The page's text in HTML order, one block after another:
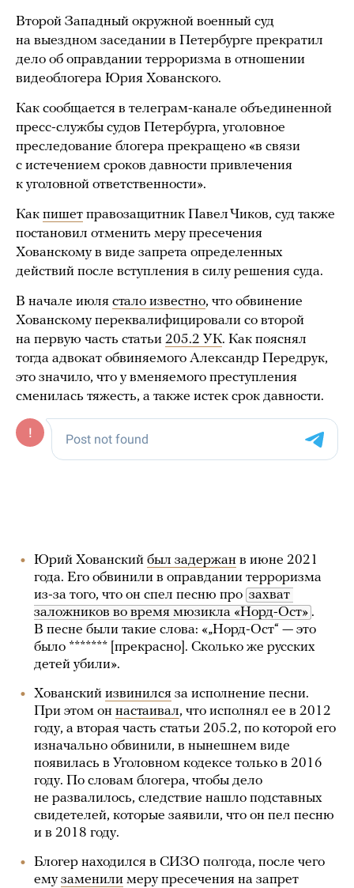
Второй Западный окружной военный суд
на выездном заседании в Петербурге прекратил
дело об оправдании терроризма в отношении
видеоблогера Юрия Хованского.
Как сообщается в телеграм-канале объединенной
пресс-службы судов Петербурга, уголовное
преследование блогера прекращено «в связи
с истечением сроков давности привлечения
к уголовной ответственности».
Как пишет правозащитник Павел Чиков, суд также
постановил отменить меру пресечения
Хованскому в виде запрета определенных
действий после вступления в силу решения суда.
В начале июля стало известно, что обвинение
Хованскому переквалифицировали со второй
на первую часть статьи 205.2 УК. Как пояснял
тогда адвокат обвиняемого Александр Передрук,
это значило, что у вменяемого преступления
сменилась тяжесть, а также истек срок давности.
Юрий Хованский был задержан в июне 2021
года. Его обвинили в оправдании терроризма
из-за того, что он спел песню про захват
заложников во время мюзикла «Норд-Ост» .
В песне были такие слова: «„Норд-Ост“ — это
было ******* [прекрасно]. Сколько же русских
детей убили».
Хованский извинился за исполнение песни.
При этом он настаивал, что исполнял ее в 2012
году, а вторая часть статьи 205.2, по которой его
изначально обвинили, в нынешнем виде
появилась в Уголовном кодексе только в 2016
году. По словам блогера, чтобы дело
не развалилось, следствие нашло подставных
свидетелей, которые заявили, что он пел песню
и в 2018 году.
Блогер находился в СИЗО полгода, после чего
емузаменили меру пресечения на запрет